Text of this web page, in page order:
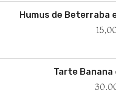
Humus de Beterraba
Tarte Banana